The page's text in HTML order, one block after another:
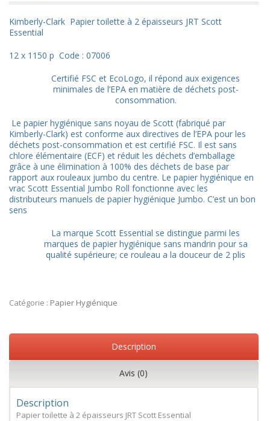
Kimberly-Clark Papier toilette à 2 épaisseurs JRT Scott
Essential
12 x 1150 p Code : 07006
Certifié FSC et EcoLogo, il répond aux exigences
minimales de l’EPA en matière de déchets post-
consommation.
Le papier hygiénique sans noyau de Scott (fabriqué par
Kimberly-Clark) est conforme aux directives de l’EPA pour les
déchets post-consommation et est certifié FSC. Il est sans
chlore élémentaire (ECF) et réduit les déchets d’emballage
grâce à une élimination à 100% des déchets de base par
rapport aux rouleaux jumbo du centre. Le papier hygiénique en
vrac Scott Essential Jumbo Roll fonctionne avec les
distributeurs manuels de papier hygiénique Jumbo. C’est un bon
sens
La marque Scott Essential se distingue parmi les
marques de papier hygiénique sans mandrin pour sa
qualité supérieure; ce rouleau a la douceur de 2 plis
Catégorie : Papier Hygiénique
Description
Avis (0)
Description
Papier toilette à 2 épaisseurs JRT Scott Essential